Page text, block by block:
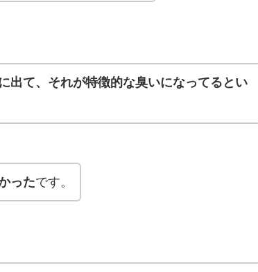
出て、それが特徴的な臭いになってるとい
ったです。